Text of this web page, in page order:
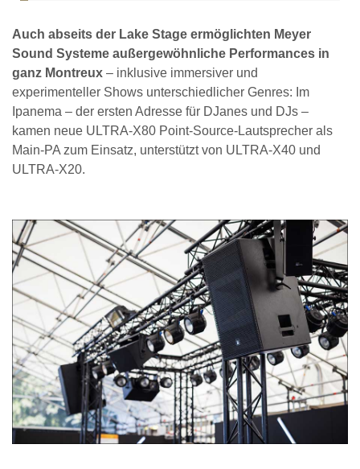
Auch abseits der Lake Stage ermöglichten Meyer
Sound Systeme außergewöhnliche Performances in
ganz Montreux – inklusive immersiver und
experimenteller Shows unterschiedlicher Genres: Im
Ipanema – der ersten Adresse für DJanes und DJs –
kamen neue ULTRA-X80 Point-Source-Lautsprecher als
Main-PA zum Einsatz, unterstützt von ULTRA-X40 und
ULTRA-X20.